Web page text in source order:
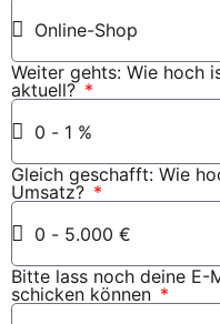
Weiter gehts: Wie hoch
aktuell?
Gleich geschafft: Wie
Umsatz?
Bitte lass noch deine
schicken können